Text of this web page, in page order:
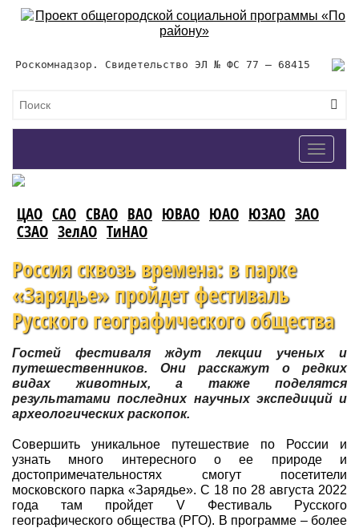
Роскомнадзор. Свидетельство ЭЛ № ФС 77 – 68415
Toggle
ЦАО САО СВАО ВАО ЮВАО ЮАО ЮЗАО ЗАО
СЗАО ЗелАО ТиНАО
Россия сквозь времена: в парке
«Зарядье» пройдет фестиваль
Русского географического общества
Гостей фестиваля ждут лекции ученых и
путешественников. Они расскажут о редких
видах животных, а также поделятся
результатами последних научных экспедиций и
археологических раскопок.
Совершить уникальное путешествие по России и
узнать много интересного о ее природе и
достопримечательностях смогут посетители
московского парка «Зарядье». С 18 по 28 августа 2022
года там пройдет V Фестиваль Русского
географического общества (РГО). В программе – более